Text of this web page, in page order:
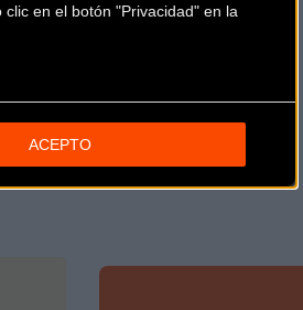
en el botón "Privacidad" en la
ACEPTO